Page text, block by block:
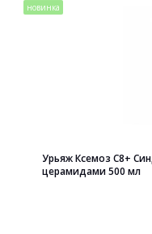
новинка
Урьяж Ксемоз С8+
церамидами 500 мл